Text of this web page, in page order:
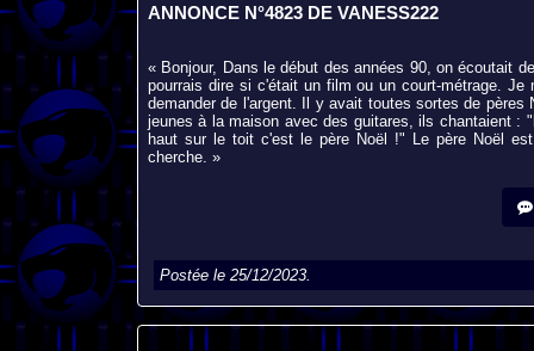
ANNONCE N°4823 DE VANESS222
« Bonjour, Dans le début des années 90, on écoutait
pourrais dire si c'était un film ou un court-métrage.
demander de l'argent. Il y avait toutes sortes de
jeunes à la maison avec des guitares, ils chantaient
haut sur le toit c'est le père Noël !" Le père Noël
cherche. »
Postée le 25/12/2023.